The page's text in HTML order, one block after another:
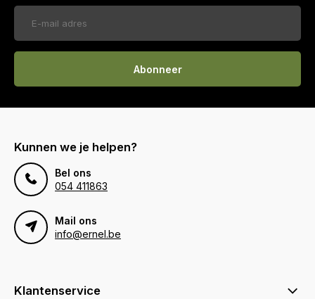
Abonneer
Kunnen we je helpen?
Bel ons
054 411863
Mail ons
info@ernel.be
Klantenservice